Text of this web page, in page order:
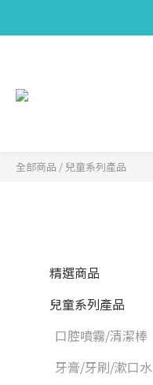
全部商品 / 兒童系列產品
精選商品
兒童系列產品
口腔噴霧/清潔棒
牙膏/牙刷/漱口水